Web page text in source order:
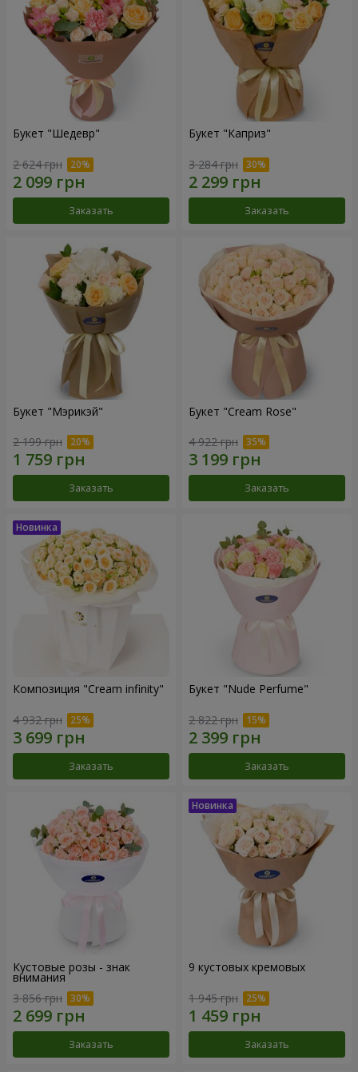
Букет "Шедевр"
2 624 грн
Заказать
Букет "Каприз"
3 284 грн
Заказать
Букет "Мэрикэй"
2 199 грн
Заказать
Букет "Cream Rose"
4 922 грн
Заказать
Композиция "Cream infinity"
4 932 грн
Заказать
Букет "Nude Perfume"
2 822 грн
Заказать
Кустовые розы - знак
внимания
3 856 грн
Заказать
9 кустовых кремовых
1 945 грн
Заказать